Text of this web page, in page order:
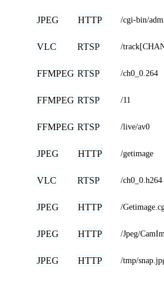
JPEG HTTP /cgi-bin/
VLC RTSP /
FFMPEG RTSP /ch0_0.264
FFMPEG RTSP /11
FFMPEG RTSP /live/av0
JPEG HTTP /getimage
VLC RTSP /ch0_0.h264
JPEG HTTP /
JPEG HTTP /Jpeg/
JPEG HTTP /tmp/